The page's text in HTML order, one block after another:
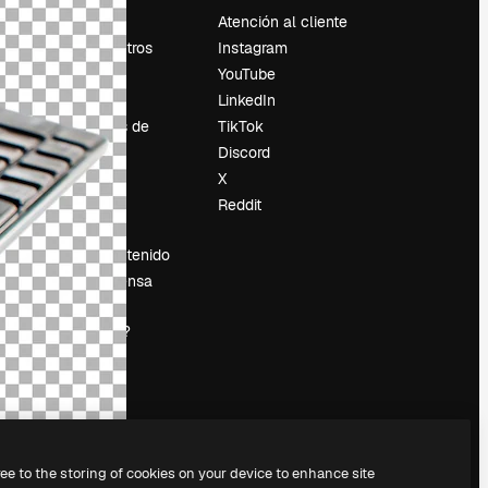
Precios
Sobre nosotros
Reviews
Empleo
Tendencias de
búsqueda
Blog
Eventos
Slidesgo
Vender contenido
Sala de prensa
¿Buscas
magnific.ai?
Atención al cliente
Instagram
YouTube
LinkedIn
TikTok
Discord
X
Reddit
to the storing of cookies on your device to enhance site